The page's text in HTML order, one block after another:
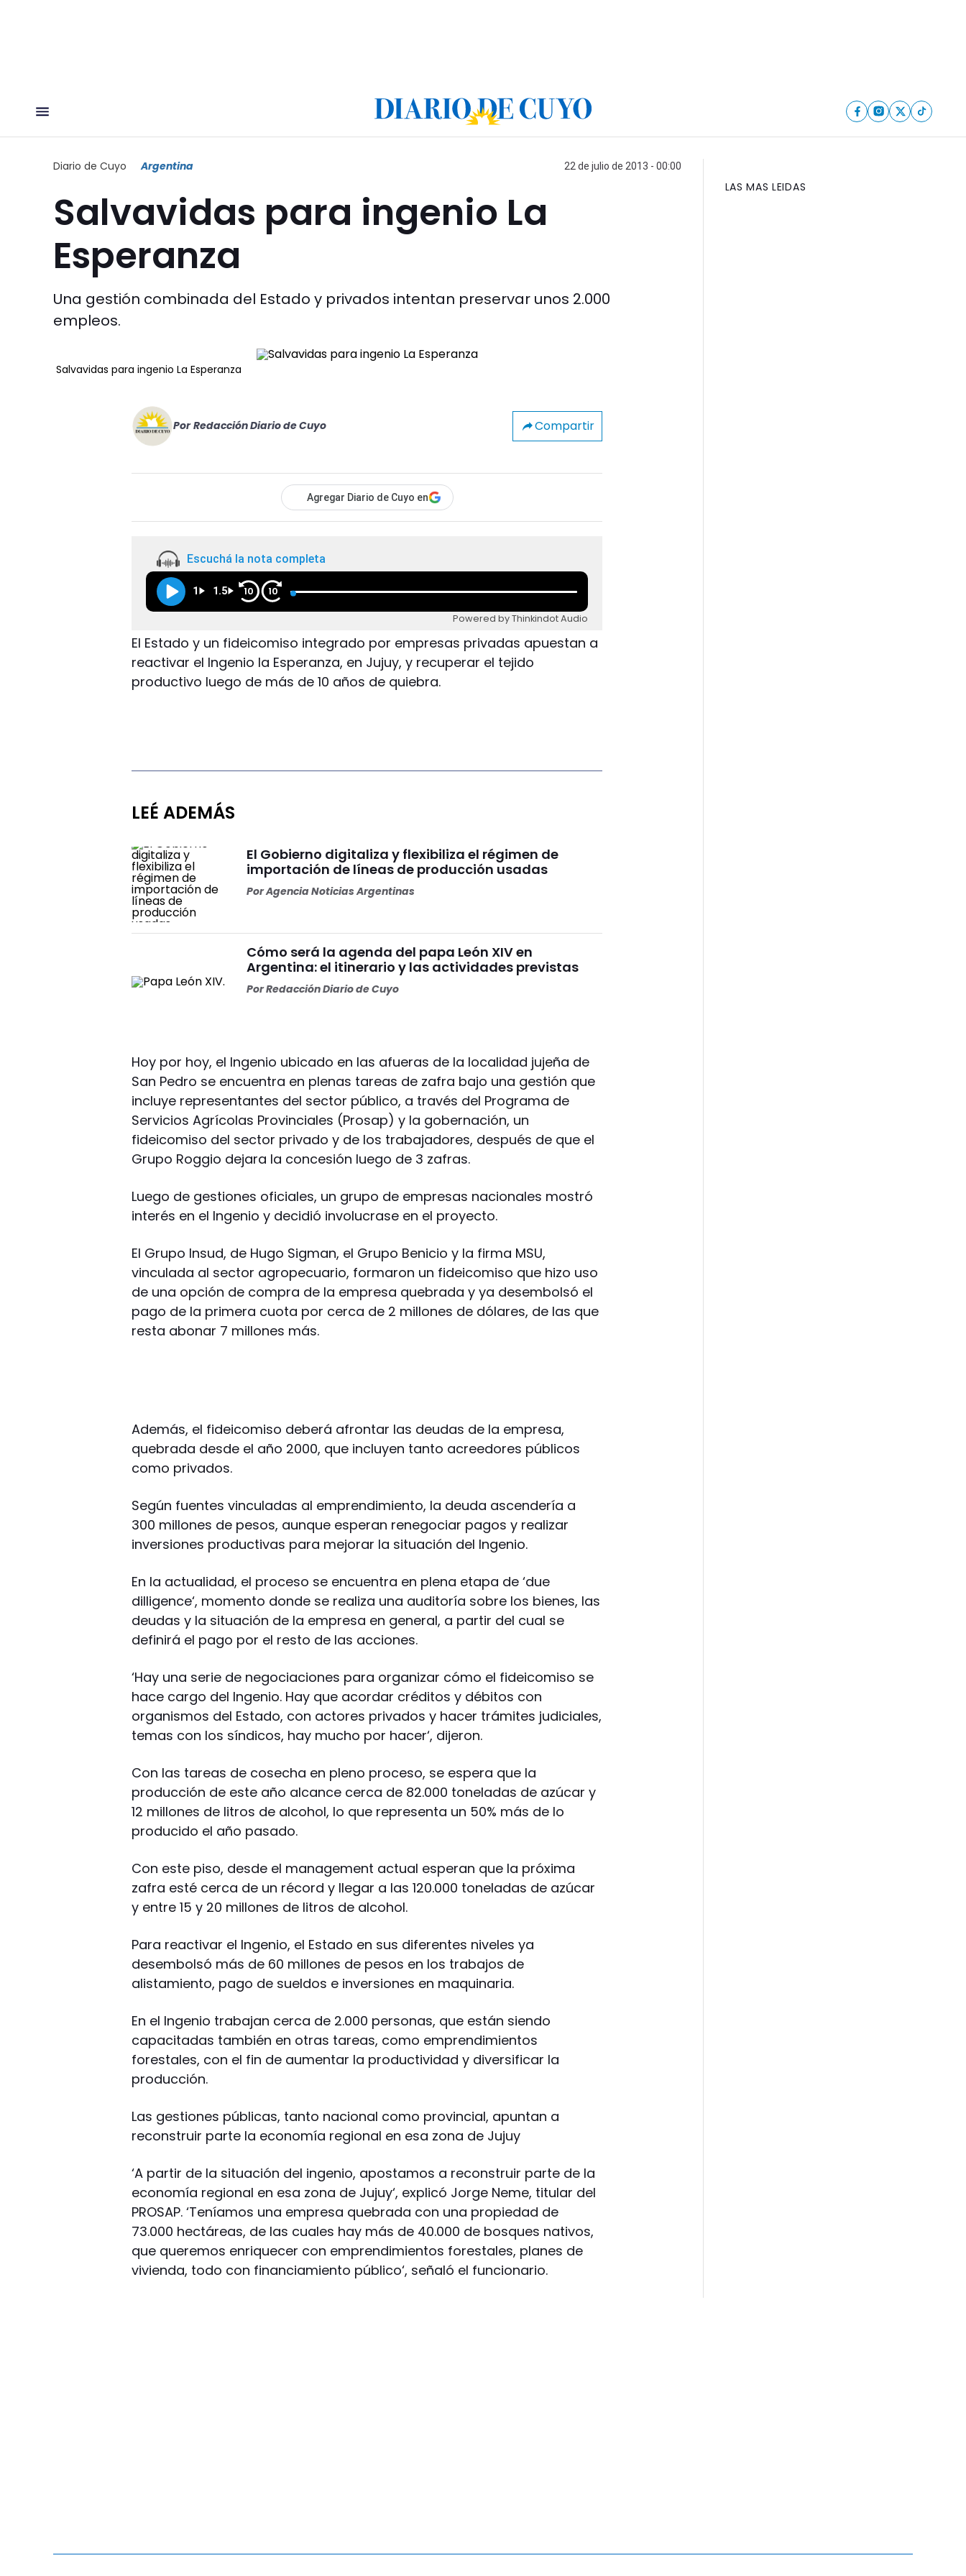
Diario de Cuyo Argentina 22 de julio de 2013 - 00:00
Salvavidas para ingenio La
Esperanza
Una gestión combinada del Estado y privados intentan preservar unos 2.000
empleos.
Salvavidas para ingenio La Esperanza
Por Redacción Diario de Cuyo Compartir
Agregar Diario de Cuyo en
Escuchá la nota completa
1 1.5 10 10
Powered by Thinkindot Audio
El Estado y un fideicomiso integrado por empresas privadas apuestan a
reactivar el Ingenio la Esperanza, en Jujuy, y recuperar el tejido
productivo luego de más de 10 años de quiebra.
LEÉ ADEMÁS
El Gobierno digitaliza y flexibiliza el régimen de
importación de líneas de producción usadas
PorAgencia Noticias Argentinas
Cómo será la agenda del papa León XIV en
Argentina: el itinerario y las actividades previstas
PorRedacción Diario de Cuyo
Hoy por hoy, el Ingenio ubicado en las afueras de la localidad jujeña de
San Pedro se encuentra en plenas tareas de zafra bajo una gestión que
incluye representantes del sector público, a través del Programa de
Servicios Agrícolas Provinciales (Prosap) y la gobernación, un
fideicomiso del sector privado y de los trabajadores, después de que el
Grupo Roggio dejara la concesión luego de 3 zafras.
Luego de gestiones oficiales, un grupo de empresas nacionales mostró
interés en el Ingenio y decidió involucrase en el proyecto.
El Grupo Insud, de Hugo Sigman, el Grupo Benicio y la firma MSU,
vinculada al sector agropecuario, formaron un fideicomiso que hizo uso
de una opción de compra de la empresa quebrada y ya desembolsó el
pago de la primera cuota por cerca de 2 millones de dólares, de las que
resta abonar 7 millones más.
Además, el fideicomiso deberá afrontar las deudas de la empresa,
quebrada desde el año 2000, que incluyen tanto acreedores públicos
como privados.
Según fuentes vinculadas al emprendimiento, la deuda ascendería a
300 millones de pesos, aunque esperan renegociar pagos y realizar
inversiones productivas para mejorar la situación del Ingenio.
En la actualidad, el proceso se encuentra en plena etapa de ‘due
dilligence‘, momento donde se realiza una auditoría sobre los bienes, las
deudas y la situación de la empresa en general, a partir del cual se
definirá el pago por el resto de las acciones.
‘Hay una serie de negociaciones para organizar cómo el fideicomiso se
hace cargo del Ingenio. Hay que acordar créditos y débitos con
organismos del Estado, con actores privados y hacer trámites judiciales,
temas con los síndicos, hay mucho por hacer‘, dijeron.
Con las tareas de cosecha en pleno proceso, se espera que la
producción de este año alcance cerca de 82.000 toneladas de azúcar y
12 millones de litros de alcohol, lo que representa un 50% más de lo
producido el año pasado.
Con este piso, desde el management actual esperan que la próxima
zafra esté cerca de un récord y llegar a las 120.000 toneladas de azúcar
y entre 15 y 20 millones de litros de alcohol.
Para reactivar el Ingenio, el Estado en sus diferentes niveles ya
desembolsó más de 60 millones de pesos en los trabajos de
alistamiento, pago de sueldos e inversiones en maquinaria.
En el Ingenio trabajan cerca de 2.000 personas, que están siendo
capacitadas también en otras tareas, como emprendimientos
forestales, con el fin de aumentar la productividad y diversificar la
producción.
Las gestiones públicas, tanto nacional como provincial, apuntan a
reconstruir parte la economía regional en esa zona de Jujuy
‘A partir de la situación del ingenio, apostamos a reconstruir parte de la
economía regional en esa zona de Jujuy‘, explicó Jorge Neme, titular del
PROSAP. ‘Teníamos una empresa quebrada con una propiedad de
73.000 hectáreas, de las cuales hay más de 40.000 de bosques nativos,
que queremos enriquecer con emprendimientos forestales, planes de
vivienda, todo con financiamiento público‘, señaló el funcionario.
LAS MAS LEIDAS